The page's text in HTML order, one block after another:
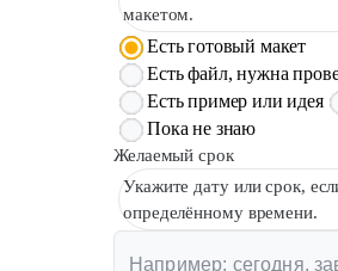
макетом.
Есть готовый макет
Есть файл, нужна
Есть пример или идея
Пока не знаю
Желаемый срок
Укажите дату или срок,
определённому времени.